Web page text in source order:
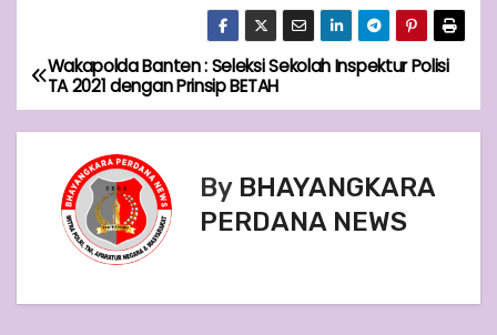
P
o
a
Wakapolda Banten : Seleksi Sekolah Inspektur Polisi
TA 2021 dengan Prinsip BETAH
By BHAYANGKARA
PERDANA NEWS